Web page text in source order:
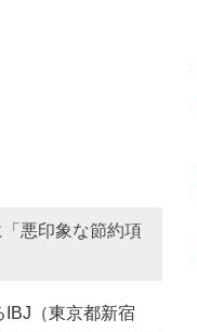
悪印象な節約項
（東京都新宿